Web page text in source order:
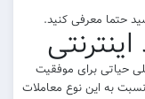
حتما معرفی کنید.
حیاتی برای موفقیت
به این نوع معاملات